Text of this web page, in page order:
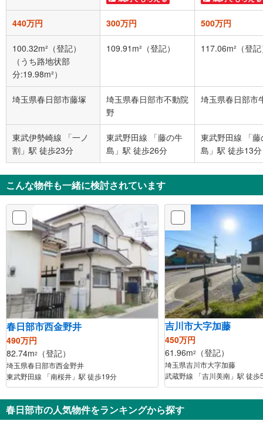
440万円 300万円 500万円
100.32m²（登記）
（うち路地状部
分:19.98m²）
109.91m²（登記） 117.06m²（登
埼玉県春日部市藤塚
埼玉県春日部市不動院
野
埼玉県春日部市
東武伊勢崎線 「一ノ
割」駅 徒歩23分
東武野田線 「藤の牛
島」駅 徒歩26分
東武野田線 「藤
島」駅 徒歩13分
こんな物件も一緒に検討されています
春日部市西金野井
490万円
82.74m2 （登記）
埼玉県春日部市西金野井
東武野田線 「南桜井」駅 徒歩19分
吉川市大字加藤
450万円
61.96m2 （登記）
埼玉県吉川市大字加藤
武蔵野線 「吉川美南」駅 徒歩
春日部市の人気物件をランキングから探す